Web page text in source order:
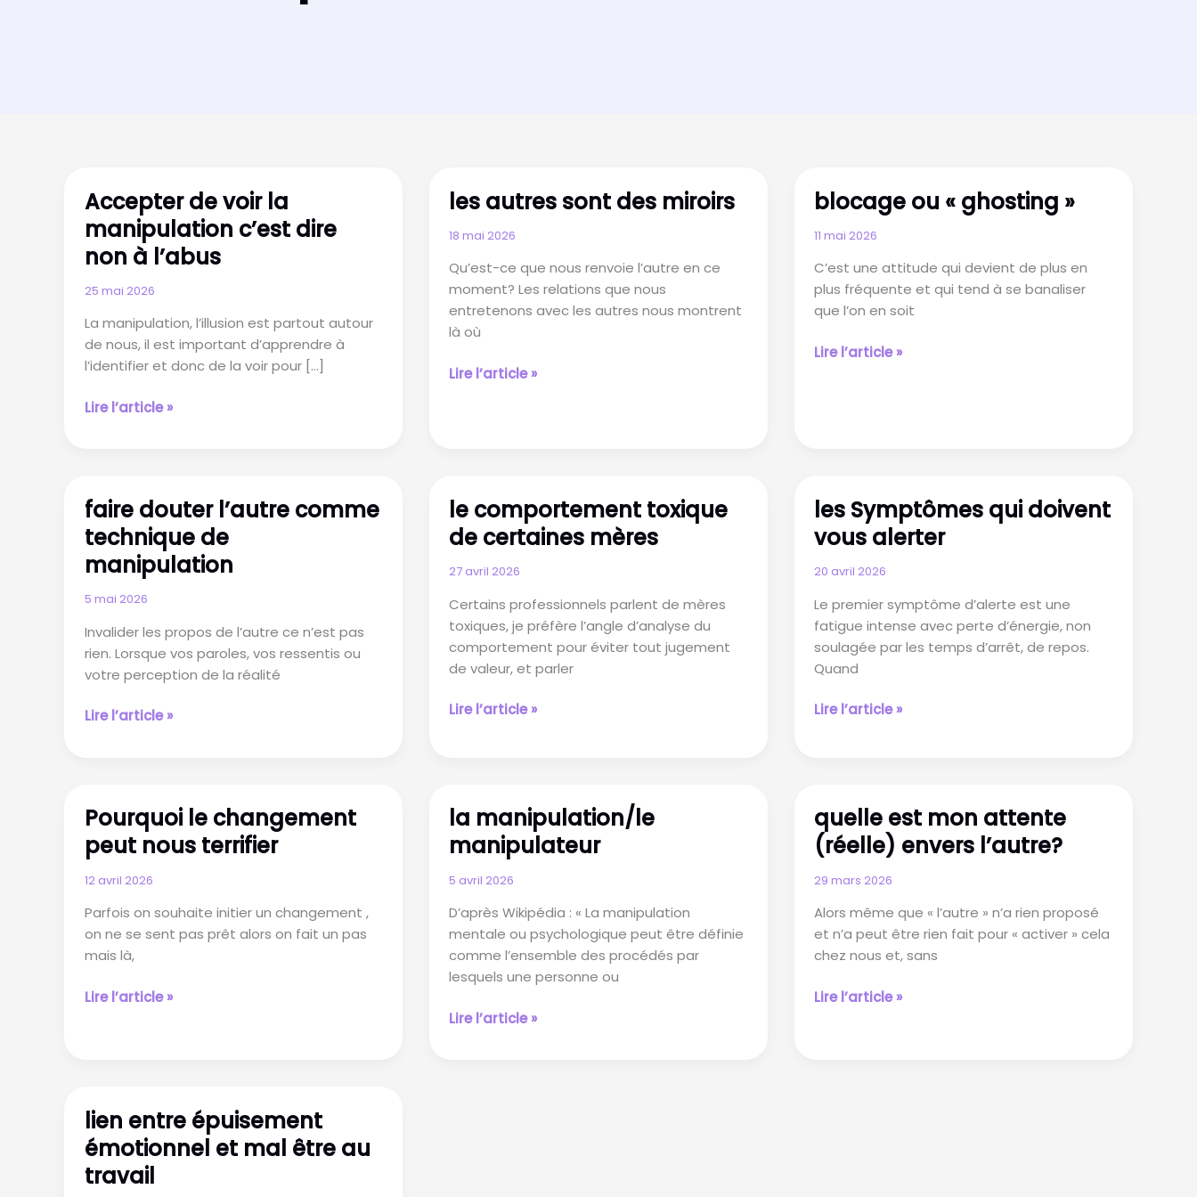
Accepter de voir la
manipulation c’est dire
non à l’abus
25 mai 2026
La manipulation, l’illusion est partout autour
de nous, il est important d’apprendre à
l’identifier et donc de la voir pour […]
Accepter
c’est
dire
non
à
l’abus
Lire l’article »
les autres sont des miroirs
18 mai 2026
Qu’est-ce que nous renvoie l’autre en ce
moment? Les relations que nous
entretenons avec les autres nous montrent
là où
les
Lire l’article »
blocage ou « ghosting »
11 mai 2026
C’est une attitude qui devient de plus en
plus fréquente et qui tend à se banaliser
que l’on en soit
blocage
Lire l’article »
faire douter l’autre comme
technique de
manipulation
5 mai 2026
Invalider les propos de l’autre ce n’est pas
rien. Lorsque vos paroles, vos ressentis ou
votre perception de la réalité
faire
de
manipulation
Lire l’article »
le comportement toxique
de certaines mères
27 avril 2026
Certains professionnels parlent de mères
toxiques, je préfère l’angle d’analyse du
comportement pour éviter tout jugement
de valeur, et parler
le
mères
Lire l’article »
les Symptômes qui doivent
vous alerter
20 avril 2026
Le premier symptôme d’alerte est une
fatigue intense avec perte d’énergie, non
soulagée par les temps d’arrêt, de repos.
Quand
les
alerter
Lire l’article »
Pourquoi le changement
peut nous terrifier
12 avril 2026
Parfois on souhaite initier un changement ,
on ne se sent pas prêt alors on fait un pas
mais là,
Pourquoi
Lire l’article »
la manipulation/le
manipulateur
5 avril 2026
D’après Wikipédia : « La manipulation
mentale ou psychologique peut être définie
comme l’ensemble des procédés par
lesquels une personne ou
la
Lire l’article »
quelle est mon attente
(réelle) envers l’autre?
29 mars 2026
Alors même que « l’autre » n’a rien proposé
et n’a peut être rien fait pour « activer » cela
chez nous et, sans
quelle
Lire l’article »
lien entre épuisement
émotionnel et mal être au
travail